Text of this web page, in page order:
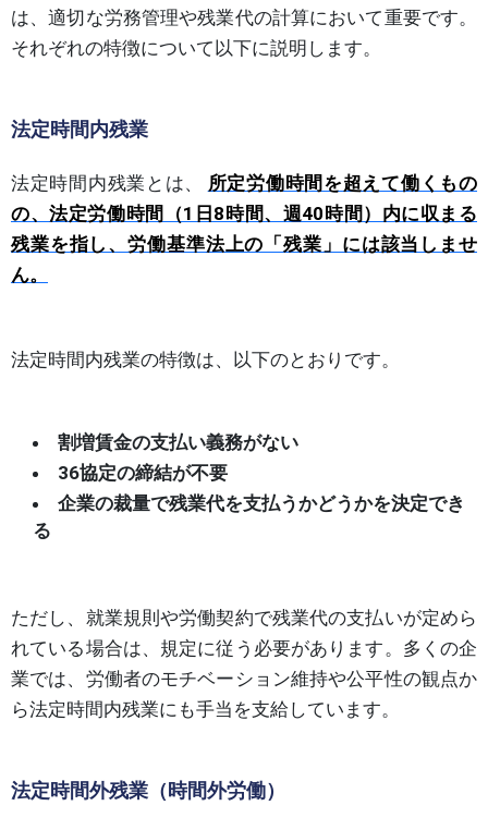
は、適切な労務管理や残業代の計算において重要です。
それぞれの特徴について以下に説明します。
法定時間内残業
法定時間内残業とは、
所定労働時間を超えて働くもの
の、法定労働時間（1日8時間、週40時間）内に収まる
残業を指し、労働基準法上の「残業」には該当しませ
ん。
法定時間内残業の特徴は、以下のとおりです。
割増賃金の支払い義務がない
36協定の締結が不要
企業の裁量で残業代を支払うかどうかを決定でき
る
ただし、就業規則や労働契約で残業代の支払いが定めら
れている場合は、規定に従う必要があります。多くの企
業では、労働者のモチベーション維持や公平性の観点か
ら法定時間内残業にも手当を支給しています。
法定時間外残業（時間外労働）